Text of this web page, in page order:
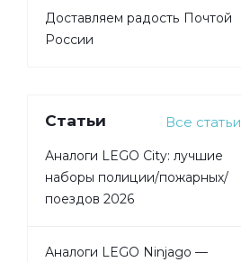
Доставляем радость Почтой
России
Статьи Все статьи
Аналоги LEGO City: лучшие
наборы полиции/пожарных/
поездов 2026
Аналоги LEGO Ninjago —